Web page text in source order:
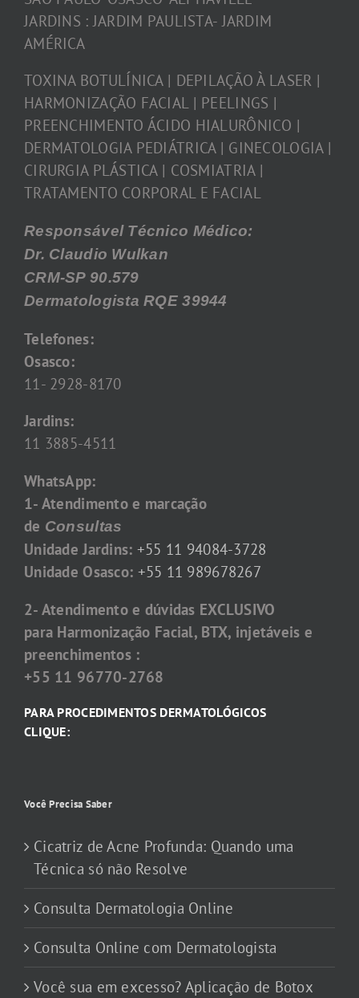
JARDINS : JARDIM PAULISTA- JARDIM
AMÉRICA
TOXINA BOTULÍNICA | DEPILAÇÃO À LASER |
HARMONIZAÇÃO FACIAL | PEELINGS |
PREENCHIMENTO ÁCIDO HIALURÔNICO |
DERMATOLOGIA PEDIÁTRICA | GINECOLOGIA |
CIRURGIA PLÁSTICA | COSMIATRIA |
TRATAMENTO CORPORAL E FACIAL
Responsável Técnico Médico:
Dr. Claudio Wulkan
CRM-SP 90.579
Dermatologista RQE 39944
Telefones:
Osasco:
11- 2928-8170
Jardins:
11 3885-4511
WhatsApp:
1- Atendimento e marcação
de Consultas
Unidade Jardins: +55 11 94084-3728
Unidade Osasco: +55 11 989678267
2- Atendimento e dúvidas EXCLUSIVO
para Harmonização Facial, BTX, injetáveis e
preenchimentos :
+55 11 96770-2768
PARA PROCEDIMENTOS DERMATOLÓGICOS
CLIQUE:
Você Precisa Saber
Cicatriz de Acne Profunda: Quando uma
Técnica só não Resolve
Consulta Dermatologia Online
Consulta Online com Dermatologista
Você sua em excesso? Aplicação de Botox